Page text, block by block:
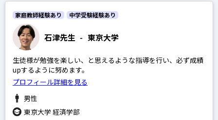
プレミアム
プロ
家庭教師経験あり
塾講師経験あり
石津先生 - 東京大学
家庭教師経験あり 中学受験経験あり
生徒様が勉強を楽しい、と思えるような指導を行い、必ず成績
upするように努めます。
プロフィール詳細を見る
男性
東京大学 経済学部